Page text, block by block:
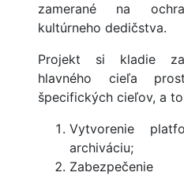
zamerané na
kultúrneho dedičstva.
Projekt si kladie
hlavného cieľa
špecifických cieľov, a
Vytvorenie
archiváciu;
Zabezpečenie